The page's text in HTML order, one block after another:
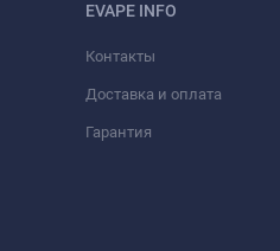
EVAPE INFO
Контакты
Доставка и оплата
Гарантия